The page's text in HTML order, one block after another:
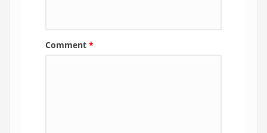
Comment *